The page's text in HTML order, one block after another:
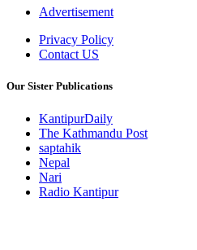
Advertisement
Privacy Policy
Contact US
Our Sister Publications
KantipurDaily
The Kathmandu Post
saptahik
Nepal
Nari
Radio Kantipur